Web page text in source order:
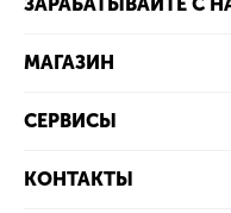
ЗАРАБАТЫВАЙТЕ С
МАГАЗИН
СЕРВИСЫ
КОНТАКТЫ